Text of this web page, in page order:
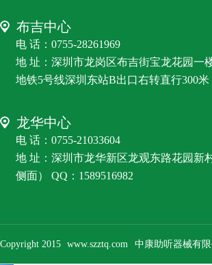
布吉中心
电 话：0755-28261969
地 址：深圳市龙岗区布吉街宝龙花园一
地铁5号线深圳东站B出口右转直行300米
龙华中心
电 话：0755-21033604
地 址：深圳市龙华新区龙观东路花园新
侧面） QQ：1589516982
Copyright 2015 www.szztq.com 中康助听器械有限